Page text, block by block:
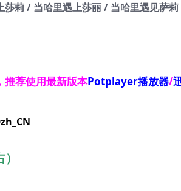
莉 / 当哈里遇上莎丽 / 当哈里遇见萨
推荐使用最新版本Potplayer播放器/